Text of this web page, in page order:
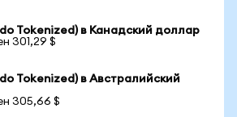
Tokenized) в Канадский доллар
301,29 $
Tokenized) в Австралийский
305,66 $